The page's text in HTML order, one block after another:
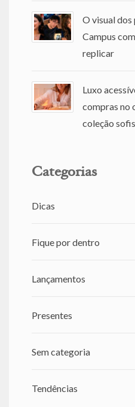
O visual
Campus
replicar
Luxo
compras no
coleção
Categorias
Dicas
Fique por dentro
Lançamentos
Presentes
Sem categoria
Tendências